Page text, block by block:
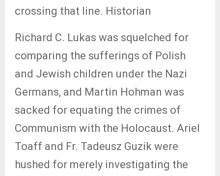
crossing that line. Historian
Richard C. Lukas was squelched for
comparing the sufferings of Polish
and Jewish children under the Nazi
Germans, and Martin Hohman was
sacked for equating the crimes of
Communism with the Holocaust. Ariel
Toaff and Fr. Tadeusz Guzik were
hushed for merely investigating the